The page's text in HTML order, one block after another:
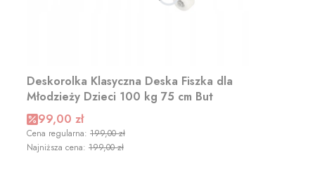
Deskorolka Klasyczna Deska Fiszka dla
Młodzieży Dzieci 100 kg 75 cm But
Cena promocyjna
99,00 zł
Cena regularna: 199,00 zł
Najniższa cena: 199,00 zł